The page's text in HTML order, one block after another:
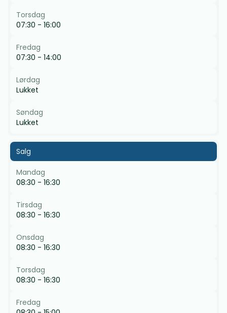
Torsdag
07:30 - 16:00
Fredag
07:30 - 14:00
Lørdag
Lukket
Søndag
Lukket
Salg
Mandag
08:30 - 16:30
Tirsdag
08:30 - 16:30
Onsdag
08:30 - 16:30
Torsdag
08:30 - 16:30
Fredag